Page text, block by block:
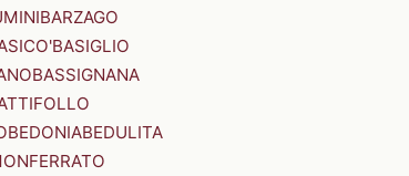
BARZAGO
BASIGLIO
BASSIGNANA
BEDONIABEDULITA